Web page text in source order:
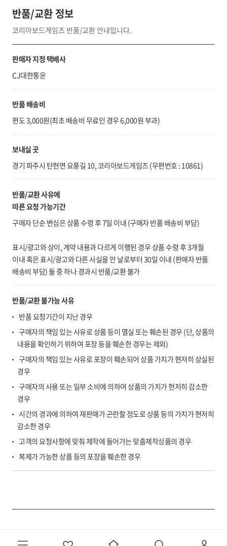
반품/교환 정보
코리아보드게임즈 반품/교환 안내입니다.
판매자 지정 택배사
CJ대한통운
반품 배송비
편도 3,000원(최초 배송비 무료인 경우 6,000원 부과)
보내실 곳
경기 파주시 탄현면 요풍길 10, 코리아보드게임즈 (우편번호 : 10861)
반품/교환 사유에
따른 요청 가능기간
구매자 단순 변심은 상품 수령 후 7일 이내 (구매자 반품 배송비 부담)
표시/광고와 상이, 계약 내용과 다르게 이행된 경우 상품 수령 후 3개월
이내 혹은 표시/광고와 다른 사실을 안 날로부터 30일 이내 (판매자 반품
배송비 부담) 둘 중 하나 경과시 반품/교환 불가
반품/교환 불가능 사유
반품 요청기간이 지난 경우
구매자의 책임 있는 사유로 상품 등이 멸실 또는 훼손된 경우 (단, 상품의
내용을 확인하기 위하여 포장 등을 훼손한 경우는 제외)
구매자의 책임 있는 사유로 포장이 훼손되어 상품 가치가 현저히 상실된
경우
구매자의 사용 또는 일부 소비에 의하여 상품의 가치가 현저히 감소한
경우
시간의 경과에 의하여 재판매가 곤란할 정도로 상품 등의 가치가 현저히
감소한 경우
고객의 요청사항에 맞춰 제작에 들어가는 맞춤제작상품의 경우
복제가 가능한 상품 등의 포장을 훼손한 경우